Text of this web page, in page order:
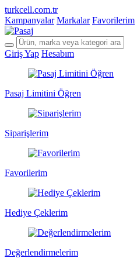
turkcell.com.tr
Kampanyalar Markalar Favorilerim
Giriş Yap Hesabım
Pasaj Limitini Öğren
Siparişlerim
Favorilerim
Hediye Çeklerim
Değerlendirmelerim